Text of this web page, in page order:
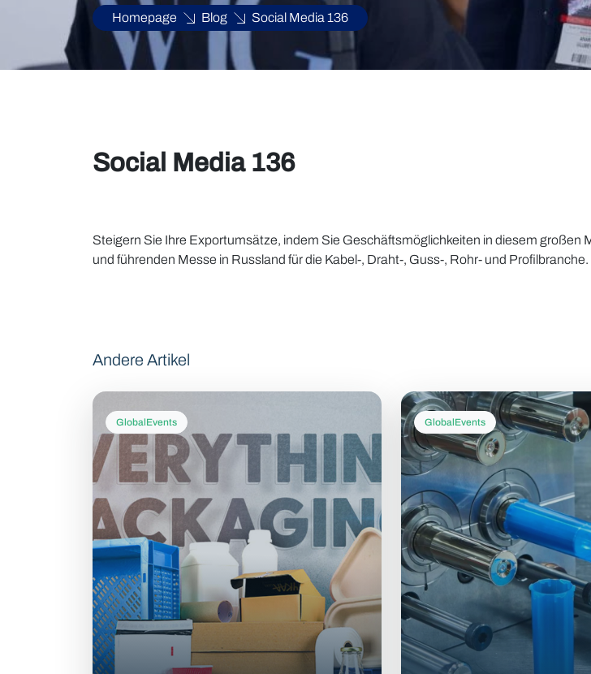
Homepage Blog Social Media 136
Social Media 136
Steigern Sie Ihre Exportumsätze, indem Sie Geschäftsmöglichkeiten in diesem großen
und führenden Messe in Russland für die Kabel-, Draht-, Guss-, Rohr- und Profilbranche.
Andere Artikel
GlobalEvents GlobalEvents